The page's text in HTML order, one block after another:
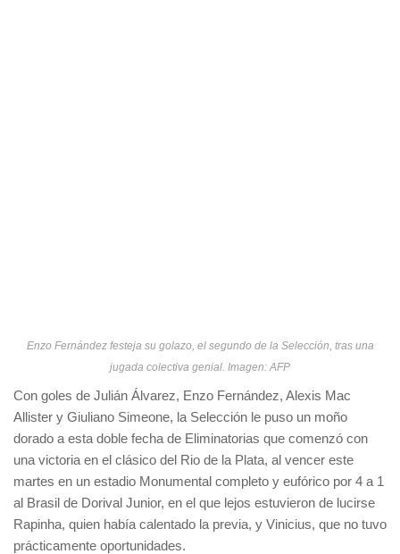
Enzo Fernández festeja su golazo, el segundo de la Selección, tras una
jugada colectiva genial. Imagen: AFP
Con goles de Julián Álvarez, Enzo Fernández, Alexis Mac
Allister y Giuliano Simeone, la Selección le puso un moño
dorado a esta doble fecha de Eliminatorias que comenzó con
una victoria en el clásico del Rio de la Plata, al vencer este
martes en un estadio Monumental completo y eufórico por 4 a 1
al Brasil de Dorival Junior, en el que lejos estuvieron de lucirse
Rapinha, quien había calentado la previa, y Vinicius, que no tuvo
prácticamente oportunidades.